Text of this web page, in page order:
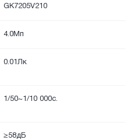
GK7205V210
4.0Мп
0.01Лк
1/50~1/10 000с.
≥58дБ